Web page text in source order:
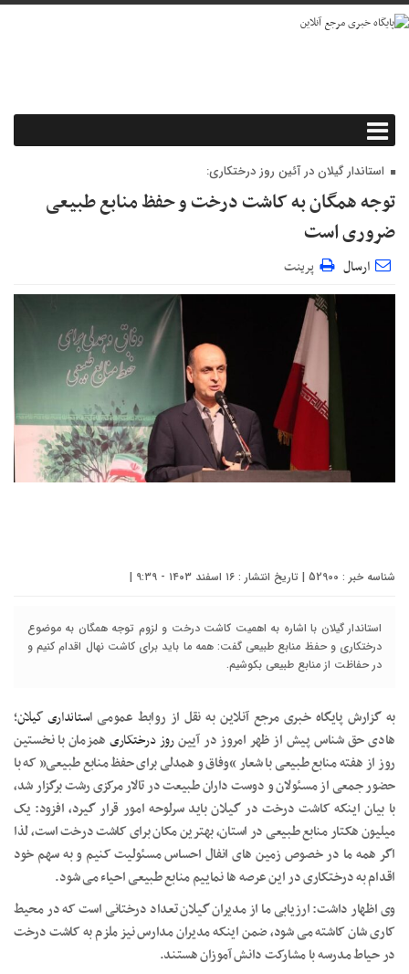
استاندار گیلان در آئین روز درختکاری:
توجه همگان به کاشت درخت و حفظ منابع طبیعی
ضروری است
ارسال پرینت
شناسه خبر : 52900 | تاریخ انتشار : ۱۶ اسفند ۱۴۰۳ - ۹:۳۹ |
استاندار گیلان با اشاره به اهمیت کاشت درخت و لزوم توجه همگان به موضوع
درختکاری و حفظ منابع طبیعی گفت: همه ما باید برای کاشت نهال اقدام کنیم و
در حفاظت از منابع طبیعی بکوشیم.
به گزارش پایگاه خبری مرجع آنلاین به نقل از روابط عمومیاستانداری گیلان؛
هادی حق شناس پیش از ظهر امروز در آیینروز درختکاریهمزمان با نخستین
روز از هفته منابع طبیعی با شعار “وفاق و همدلی برای حفظ منابع طبیعی” که با
حضور جمعی از مسئولان و دوست داران طبیعت در تالار مرکزی رشت برگزار شد،
با بیان اینکه کاشت درخت در گیلان باید سرلوحه امور قرار گیرد، افزود: یک
میلیون هکتار منابع طبیعی در استان، بهترین مکان برای کاشت درخت است، لذا
اگر همه ما در خصوص زمین های انفال احساس مسئولیت کنیم و به سهم خود
اقدام به درختکاری در این عرصه ها نماییم منابع طبیعی احیاء می شود.
وی اظهار داشت: ارزیابی ما از مدیران گیلان تعداد درختانی است که در محیط
کاری شان کاشته می شود، ضمن اینکه مدیران مدارس نیز ملزم به کاشت درخت
در حیاط مدرسه با مشارکت دانش آموزان هستند.